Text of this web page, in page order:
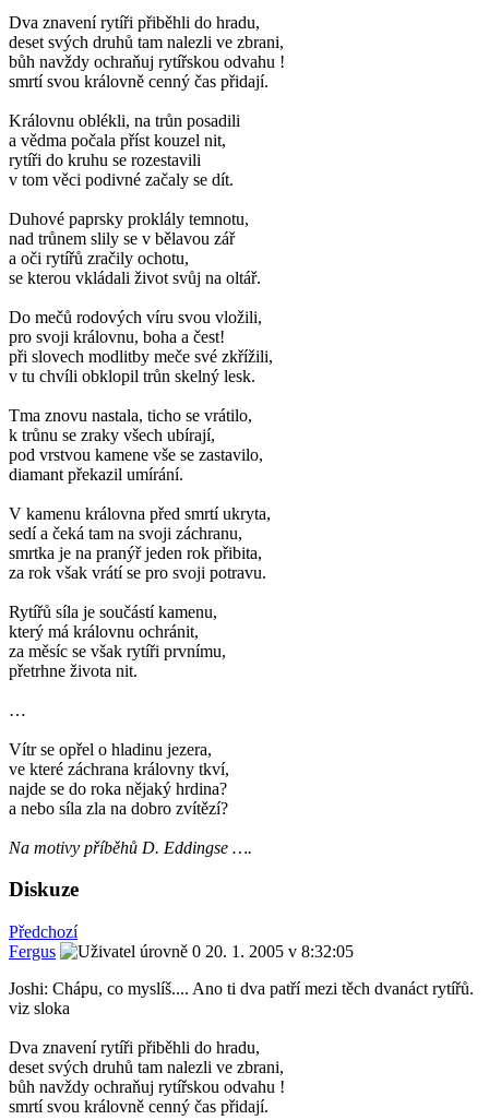
Dva znavení rytíři přiběhli do hradu,
deset svých druhů tam nalezli ve zbrani,
bůh navždy ochraňuj rytířskou odvahu !
smrtí svou královně cenný čas přidají.
Královnu oblékli, na trůn posadili
a vědma počala příst kouzel nit,
rytíři do kruhu se rozestavili
v tom věci podivné začaly se dít.
Duhové paprsky proklály temnotu,
nad trůnem slily se v bělavou zář
a oči rytířů zračily ochotu,
se kterou vkládali život svůj na oltář.
Do mečů rodových víru svou vložili,
pro svoji královnu, boha a čest!
při slovech modlitby meče své zkřížili,
v tu chvíli obklopil trůn skelný lesk.
Tma znovu nastala, ticho se vrátilo,
k trůnu se zraky všech ubírají,
pod vrstvou kamene vše se zastavilo,
diamant překazil umírání.
V kamenu královna před smrtí ukryta,
sedí a čeká tam na svoji záchranu,
smrtka je na pranýř jeden rok přibita,
za rok však vrátí se pro svoji potravu.
Rytířů síla je součástí kamenu,
který má královnu ochránit,
za měsíc se však rytíři prvnímu,
přetrhne života nit.
…
Vítr se opřel o hladinu jezera,
ve které záchrana královny tkví,
najde se do roka nějaký hrdina?
a nebo síla zla na dobro zvítězí?
Na motivy příběhů D. Eddingse ….
Diskuze
Předchozí
Fergus
20. 1. 2005 v 8:32:05
Joshi: Chápu, co myslíš.... Ano ti dva patří mezi těch dvanáct rytířů.
viz sloka
Dva znavení rytíři přiběhli do hradu,
deset svých druhů tam nalezli ve zbrani,
bůh navždy ochraňuj rytířskou odvahu !
smrtí svou královně cenný čas přidají.